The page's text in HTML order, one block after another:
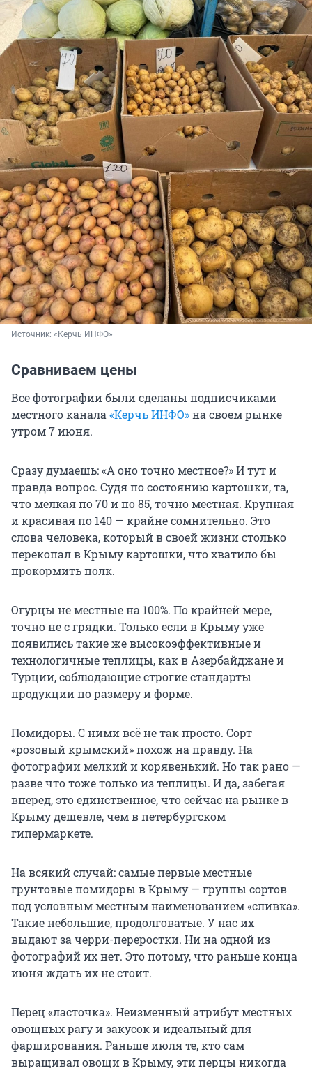
Источник: «Керчь ИНФО»
Сравниваем цены
Все фотографии были сделаны подписчиками
местного канала «Керчь ИНФО»на своем рынке
утром 7 июня.
Сразу думаешь: «А оно точно местное?» И тут и
правда вопрос. Судя по состоянию картошки, та,
что мелкая по 70 и по 85, точно местная. Крупная
и красивая по 140 — крайне сомнительно. Это
слова человека, который в своей жизни столько
перекопал в Крыму картошки, что хватило бы
прокормить полк.
Огурцы не местные на 100%. По крайней мере,
точно не с грядки. Только если в Крыму уже
появились такие же высокоэффективные и
технологичные теплицы, как в Азербайджане и
Турции, соблюдающие строгие стандарты
продукции по размеру и форме.
Помидоры. С ними всё не так просто. Сорт
«розовый крымский» похож на правду. На
фотографии мелкий и корявенький. Но так рано —
разве что тоже только из теплицы. И да, забегая
вперед, это единственное, что сейчас на рынке в
Крыму дешевле, чем в петербургском
гипермаркете.
На всякий случай: самые первые местные
грунтовые помидоры в Крыму — группы сортов
под условным местным наименованием «сливка».
Такие небольшие, продолговатые. У нас их
выдают за черри-переростки. Ни на одной из
фотографий их нет. Это потому, что раньше конца
июня ждать их не стоит.
Перец «ласточка». Неизменный атрибут местных
овощных рагу и закусок и идеальный для
фарширования. Раньше июля те, кто сам
выращивал овощи в Крыму, эти перцы никогда